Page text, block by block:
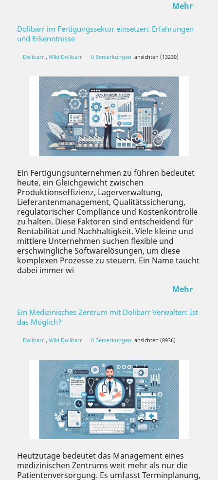
Mehr
Dolibarr im Fertigungssektor einsetzen: Erfahrungen
und Erkenntnisse
Dolibarr , Wiki Dolibarr 0 Bemerkungen ansichten (13230)
Ein Fertigungsunternehmen zu führen bedeutet
heute, ein Gleichgewicht zwischen
Produktionseffizienz, Lagerverwaltung,
Lieferantenmanagement, Qualitätssicherung,
regulatorischer Compliance und Kostenkontrolle
zu halten. Diese Faktoren sind entscheidend für
Rentabilität und Nachhaltigkeit. Viele kleine und
mittlere Unternehmen suchen flexible und
erschwingliche Softwarelösungen, um diese
komplexen Prozesse zu steuern. Ein Name taucht
dabei immer wi
Mehr
Ein Medizinisches Zentrum mit Dolibarr Verwalten: Ist
das Möglich?
Dolibarr , Wiki Dolibarr 0 Bemerkungen ansichten (8936)
Heutzutage bedeutet das Management eines
medizinischen Zentrums weit mehr als nur die
Patientenversorgung. Es umfasst Terminplanung,